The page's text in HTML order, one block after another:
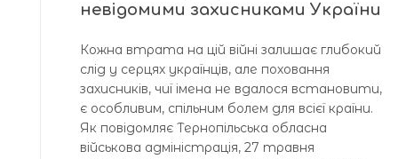
невідомими захисниками України
Кожна втрата на цій війні залишає глибокий
слід у серцях українців, але поховання
захисників, чиї імена не вдалося встановити,
є особливим, спільним болем для всієї країни.
Як повідомляє Тернопільська обласна
військова адміністрація, 27 травня